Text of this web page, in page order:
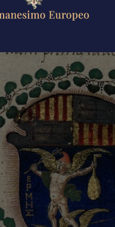
OCCIDENTE
NELL'UMANESIMO
EUROPEO